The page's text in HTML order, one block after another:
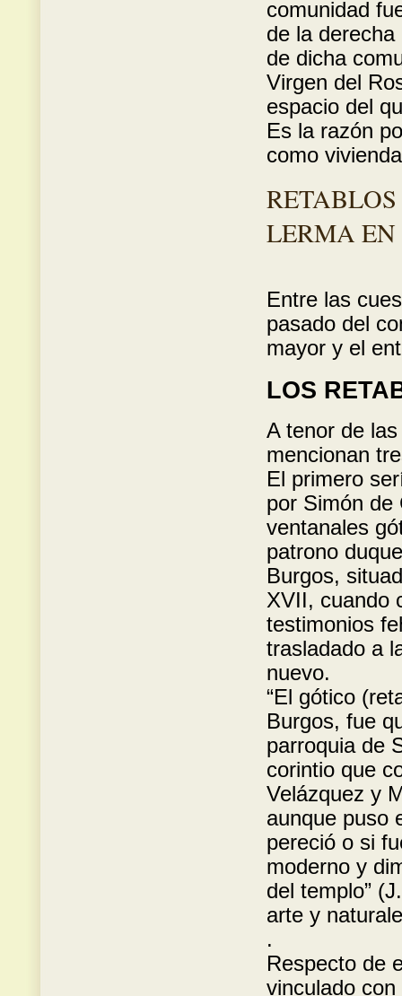
comunidad
de la
de dicha
Virgen del
espacio del
Es la razón
como
LERMA
Entre las
pasado del
mayor y el
LOS
A tenor de
mencionan
El primero
por Simón de
ventanales
patrono
Burgos,
XVII, cuando
testimonios
trasladado a
nuevo.
“El gótico
Burgos, fue
parroquia de
corintio que
Velázquez y
aunque puso
pereció o si
moderno y
del templo”
arte y
.
Respecto de
vinculado